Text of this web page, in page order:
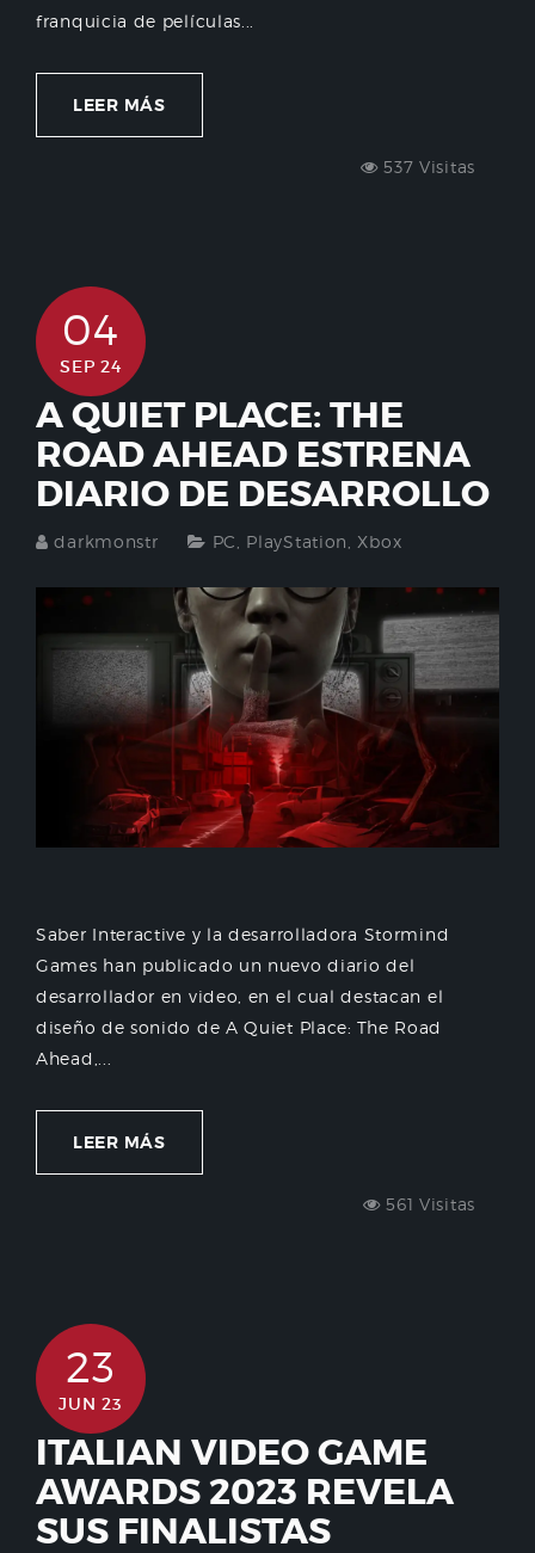
franquicia de películas...
LEER MÁS
537 Visitas
04
SEP 24
A QUIET PLACE: THE
ROAD AHEAD ESTRENA
DIARIO DE DESARROLLO
darkmonstr PC PlayStation Xbox
Saber Interactive y la desarrolladora Stormind
Games han publicado un nuevo diario del
desarrollador en video, en el cual destacan el
diseño de sonido de A Quiet Place: The Road
Ahead,...
LEER MÁS
561 Visitas
23
JUN 23
ITALIAN VIDEO GAME
AWARDS 2023 REVELA
SUS FINALISTAS